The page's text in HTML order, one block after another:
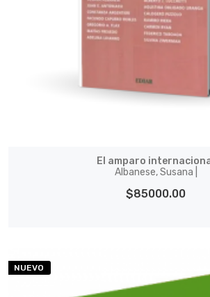
El amparo
Albanese, Susana |
$85000.00
NUEVO